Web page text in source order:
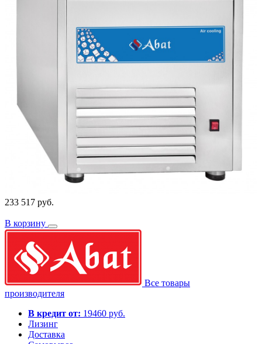
233 517 руб.
В корзину
Все товары
производителя
В кредит от: 19460 руб.
Лизинг
Доставка